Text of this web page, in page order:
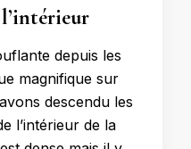
depuis les
magnifique sur
descendu les
l’intérieur de la